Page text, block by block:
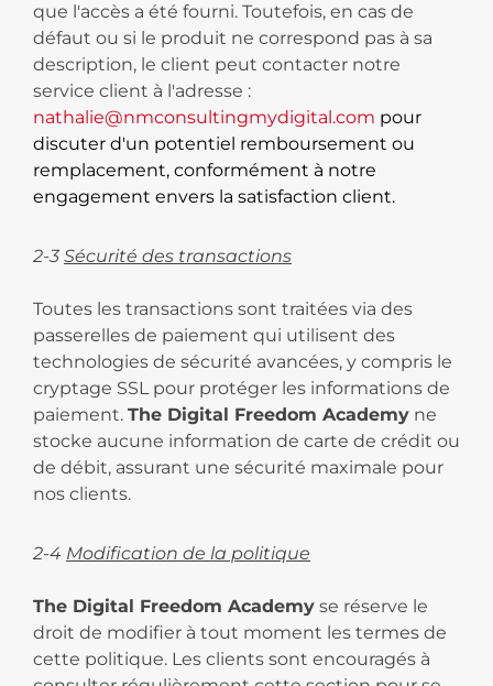
que l'accès a été fourni. Toutefois, en cas de
défaut ou si le produit ne correspond pas à sa
description, le client peut contacter notre
service client à l'adresse :
nathalie@nmconsultingmydigital.com pour
discuter d'un potentiel remboursement ou
remplacement, conformément à notre
engagement envers la satisfaction client.
2-3 Sécurité des transactions
Toutes les transactions sont traitées via des
passerelles de paiement qui utilisent des
technologies de sécurité avancées, y compris le
cryptage SSL pour protéger les informations de
paiement. The Digital Freedom Academy ne
stocke aucune information de carte de crédit ou
de débit, assurant une sécurité maximale pour
nos clients.
2-4 Modification de la politique
The Digital Freedom Academy se réserve le
droit de modifier à tout moment les termes de
cette politique. Les clients sont encouragés à